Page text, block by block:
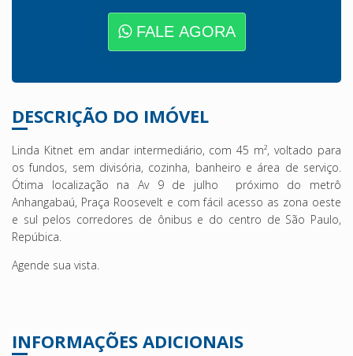
FALE AGORA
DESCRIÇÃO DO IMÓVEL
Linda Kitnet em andar intermediário, com 45 m², voltado para
os fundos, sem divisória, cozinha, banheiro e área de serviço.
Ótima localização na Av 9 de julho próximo do metrô
Anhangabaú, Praça Roosevelt e com fácil acesso as zona oeste
e sul pelos corredores de ônibus e do centro de São Paulo,
Repúbica.
Agende sua vista.
INFORMAÇÕES ADICIONAIS